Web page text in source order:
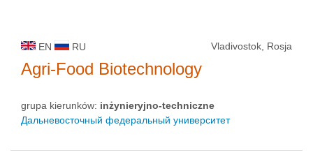
EN RU Vladivostok, Rosja
Agri-Food Biotechnology
grupa kierunków: inżynieryjno-techniczne
Дальневосточный федеральный университет